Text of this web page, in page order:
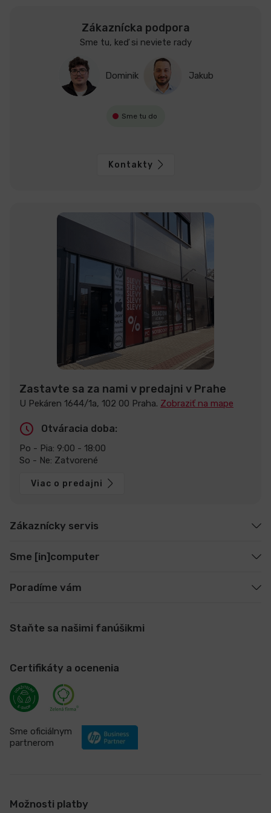
Zákaznícka podpora
Sme tu, keď si neviete rady
Dominik Jakub
Sme tu do
Kontakty
Zastavte sa za nami v predajni v Prahe
U Pekáren 1644/1a, 102 00 Praha. Zobraziť na mape
Otváracia doba:
Po - Pia: 9:00 - 18:00
So - Ne: Zatvorené
Viac o predajni
Zákaznícky servis
Sme [in]computer
Poradíme vám
Staňte sa našimi fanúšikmi
Certifikáty a ocenenia
Sme oficiálnym
partnerom
Možnosti platby